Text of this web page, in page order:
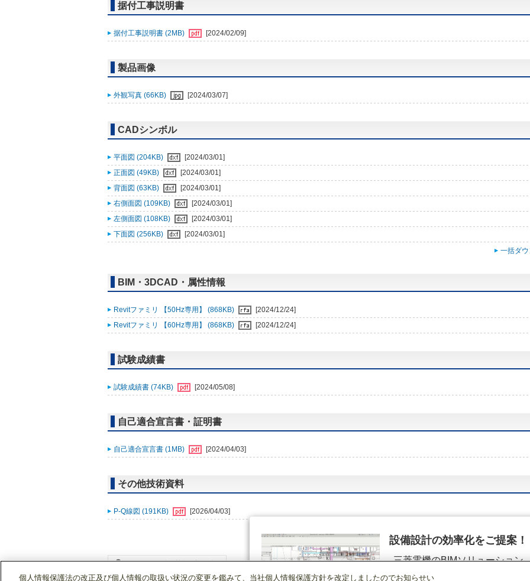
据付工事説明書
据付工事説明書 (2MB) [2024/02/09]
製品画像
外観写真 (66KB) [2024/03/07]
CADシンボル
平面図 (204KB)
[2024/03/01]
正面図 (49KB)
[2024/03/01]
背面図 (63KB)
[2024/03/01]
右側面図 (109KB)
[2024/03/01]
左側面図 (108KB)
[2024/03/01]
下面図 (256KB)
[2024/03/01]
一括ダ
BIM・3DCAD・属性情報
Revitファミリ 【50Hz専用】 (868KB)
[2024/12/24]
Revitファミリ 【60Hz専用】 (868KB)
[2024/12/24]
試験成績書
試験成績書 (74KB) [2024/05/08]
自己適合宣言書・証明書
自己適合宣言書 (1MB) [2024/04/03]
その他技術資料
P-Q線図 (191KB) [2026/04/03]
設備設計の効率化をご提案！
三菱電機のBIMソリューション
（空調.換気.照明）
個人情報保護法の改正及び個人情報の取扱い状況の変更を鑑みて、当社個人情報保護方針を改定しましたのでお知らせい